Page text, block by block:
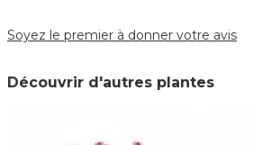
Soyez le premier à donner votre avis
Découvrir d'autres plantes